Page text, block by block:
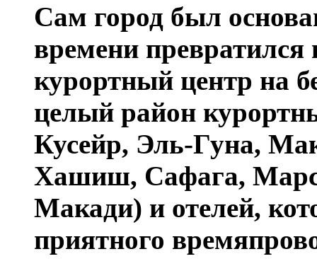
Сам город был
времени
курортный центр на
целый район
Кусейр, Эль-Гуна,
Хашиш, Сафага,
Макади) и отелей,
приятного